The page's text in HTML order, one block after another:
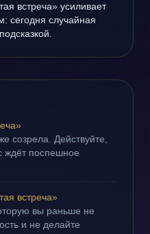
встреча» усиливает
сегодня случайная
созрела. Действуйте,
ждёт поспешное
встреча»
вы раньше не
и не делайте